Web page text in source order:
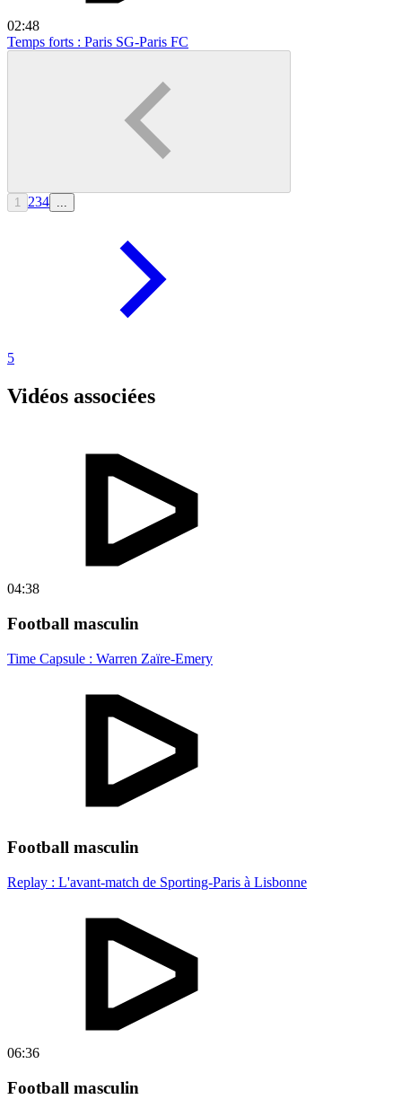
02:48
Temps forts : Paris SG-Paris FC
1 234 ...
5
Vidéos associées
04:38
Football masculin
Time Capsule : Warren Zaïre-Emery
Football masculin
Replay : L'avant-match de Sporting-Paris à Lisbonne
06:36
Football masculin